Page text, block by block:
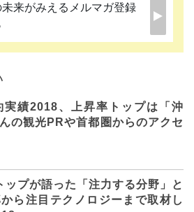
来がみえるメルマガ登録
実績2018、上昇率トップは「沖
の観光PRや首都圏からのアクセ
ップが語った「注力する分野」と
ら注目テクノロジーまで取材し